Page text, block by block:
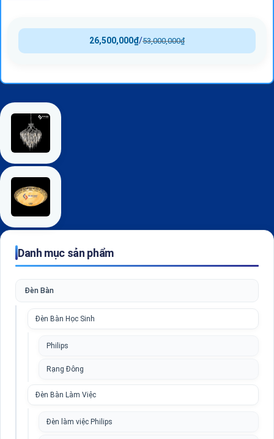
53,000,000₫
/
26,500,000₫
Danh mục sản phẩm
Đèn Bàn
Đèn Bàn Học Sinh
Philips
Rạng Đông
Đèn Bàn Làm Việc
Đèn làm việc Philips